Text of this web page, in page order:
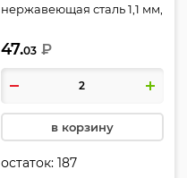
нержавеющая сталь 1,1 мм,
европодвес, StartSchool,
Панда, КОКОС, 171435
47.03 ₽
в корзину
остаток:187